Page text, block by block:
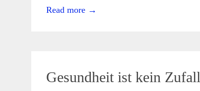
Konzentrationsschwierigkeiten
Read more →
29Okt. 2021
Gesundheit ist kein Zufall